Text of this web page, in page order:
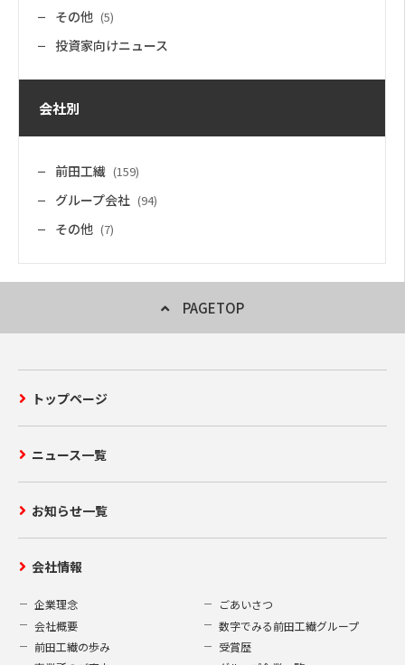
その他 (5)
投資家向けニュース
会社別
前田工繊 (159)
グループ会社 (94)
その他 (7)
PAGETOP
トップページ
ニュース一覧
お知らせ一覧
会社情報
企業理念
ごあいさつ
会社概要
数字でみる前田工繊グループ
前田工繊の歩み
受賞歴